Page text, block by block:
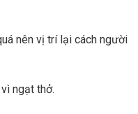
nên vị trí lại cách người
ngạt thở.